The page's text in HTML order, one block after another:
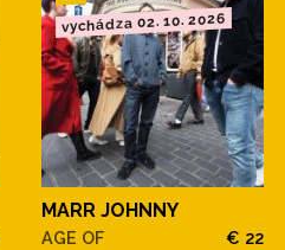
vychádza 02. 10. 2026
MARR JOHNNY
AGE OF
€ 22